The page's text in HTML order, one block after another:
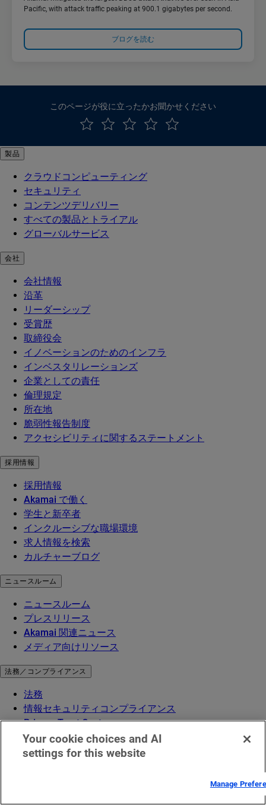
Pacific, with attack traffic peaking at 900.1 gigabytes per second.
ブログを読む
このページが役に立ったかお聞かせください
製品
クラウドコンピューティング
セキュリティ
コンテンツデリバリー
すべての製品とトライアル
グローバルサービス
会社
会社情報
沿革
リーダーシップ
受賞歴
取締役会
イノベーションのためのインフラ
インベスタリレーションズ
企業としての責任
倫理規定
所在地
脆弱性報告制度
アクセシビリティに関するステートメント
採用情報
採用情報
Akamai で働く
学生と新卒者
インクルーシブな職場環境
求人情報を検索
カルチャーブログ
ニュースルーム
ニュースルーム
プレスリリース
Akamai 関連ニュース
メディア向けリソース
法務／コンプライアンス
法務
情報セキュリティコンプライアンス
Privacy Trust Center
プライバシー保護方針
Cookie 設定
Your cookie choices and AI
settings for this website
Manage